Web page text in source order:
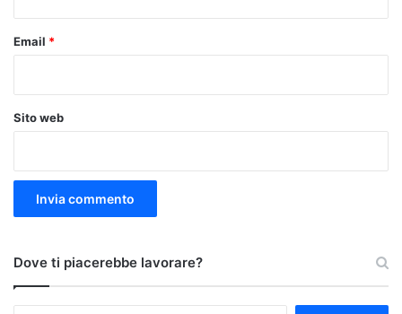
Email *
Sito web
Dove ti piacerebbe lavorare?